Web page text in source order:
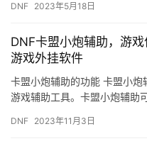
位置。…
DNF 2023年5月18日
DNF卡盟小炮辅助，游
游戏外挂软件
卡盟小炮辅助的功能 卡盟小
游戏辅助工具。卡盟小炮辅助
DNF 2023年11月3日